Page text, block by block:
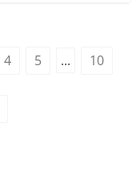
4 5 ... 10